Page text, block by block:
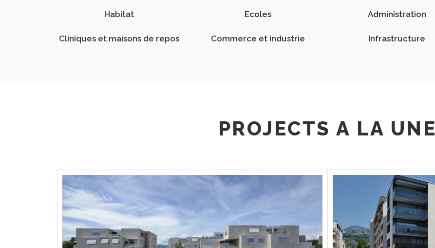
Habitat Ecoles Administration
Cliniques et maisons de repos Commerce et industrie Infrastructure
PROJECTS A LA UNE